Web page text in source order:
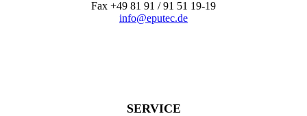
Fax +49 81 91 / 91 51 19-19
info@eputec.de
SERVICE